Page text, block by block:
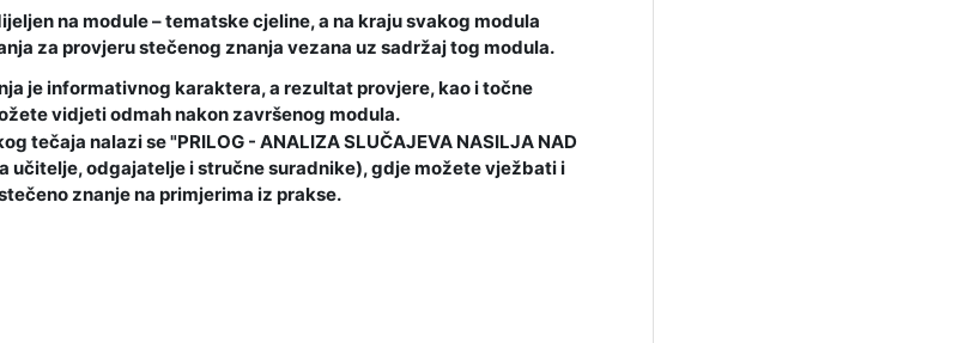
na module – tematske cjeline, a na kraju svakog modula
za provjeru stečenog znanja vezana uz sadržaj tog modula.
je informativnog karaktera, a rezultat provjere, kao i točne
vidjeti odmah nakon završenog modula.
tečaja nalazi se "PRILOG - ANALIZA SLUČAJEVA NASILJA NAD
učitelje, odgajatelje i stručne suradnike), gdje možete vježbati i
znanje na primjerima iz prakse.